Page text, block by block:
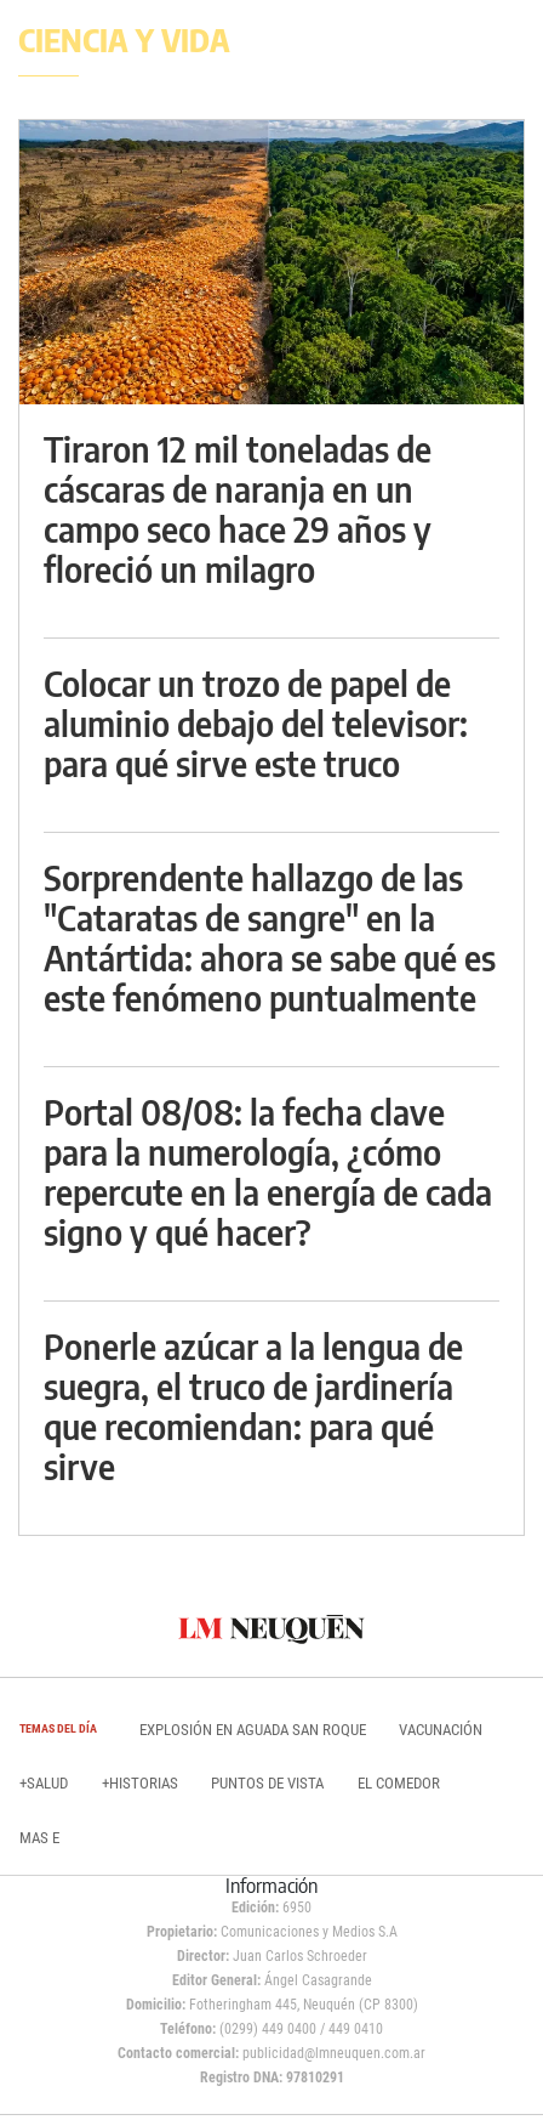
CIENCIA Y VIDA
Tiraron 12 mil toneladas de
cáscaras de naranja en un
campo seco hace 29 años y
floreció un milagro
Colocar un trozo de papel de
aluminio debajo del televisor:
para qué sirve este truco
Sorprendente hallazgo de las
"Cataratas de sangre" en la
Antártida: ahora se sabe qué es
este fenómeno puntualmente
Portal 08/08: la fecha clave
para la numerología, ¿cómo
repercute en la energía de cada
signo y qué hacer?
Ponerle azúcar a la lengua de
suegra, el truco de jardinería
que recomiendan: para qué
sirve
TEMAS DEL DÍA EXPLOSIÓN EN AGUADA SAN ROQUE VACUNACIÓN
+SALUD +HISTORIAS PUNTOS DE VISTA EL COMEDOR
MAS E
Información
Edición: 6950
Propietario:Comunicaciones y Medios S.A
Director: Juan Carlos Schroeder
Editor General:Ángel Casagrande
Domicilio:Fotheringham 445, Neuquén (CP 8300)
Teléfono: (0299) 449 0400 / 449 0410
Contacto comercial: publicidad@lmneuquen.com.ar
Registro DNA: 97810291